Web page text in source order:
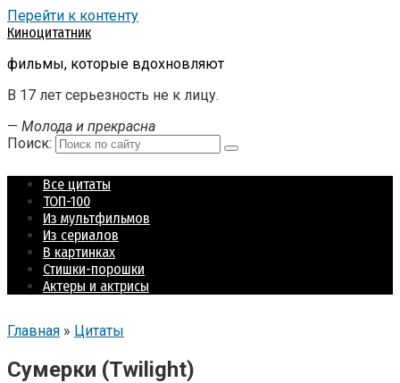
Перейти к контенту
Киноцитатник
фильмы, которые вдохновляют
В 17 лет серьезность не к лицу.
— Молода и прекрасна
Поиск:
Все цитаты
ТОП-100
Из мультфильмов
Из сериалов
В картинках
Стишки-порошки
Актеры и актрисы
Главная » Цитаты
Сумерки (Twilight)